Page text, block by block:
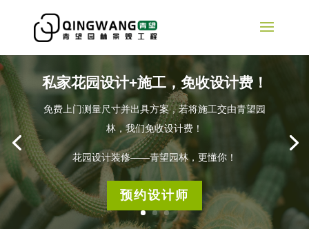
私家花园设计+施工，免收设计费！
免费上门测量尺寸并出具方案，若将施工交由青望园
林，我们免收设计费！
花园设计装修——青望园林，更懂你！
预约设计师